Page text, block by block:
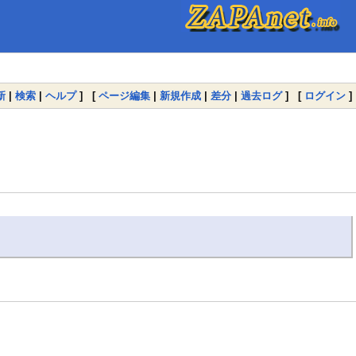
| 検索 | ヘルプ] [ ページ編集 | 新規作成 | 差分 | 過去ログ] [ ログイン ]